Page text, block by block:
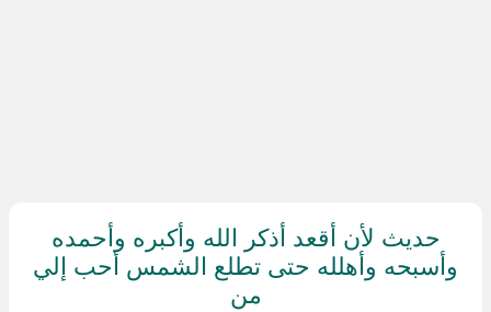
حديث لأن أقعد أذكر الله وأكبره وأحمده
وأسبحه وأهلله حتى تطلع الشمس أحب إلي
من